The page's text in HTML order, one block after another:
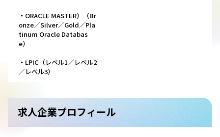
・ORACLE MASTER）（Br
onze／Silver／Gold／Pla
tinum Oracle Databas
e）
・LPIC（レベル1／レベル2
／レベル3）
求人企業プロフィール